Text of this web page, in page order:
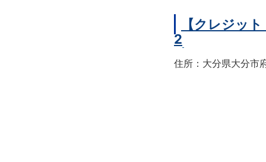
【クレジッ
2
住所：大分県大分市